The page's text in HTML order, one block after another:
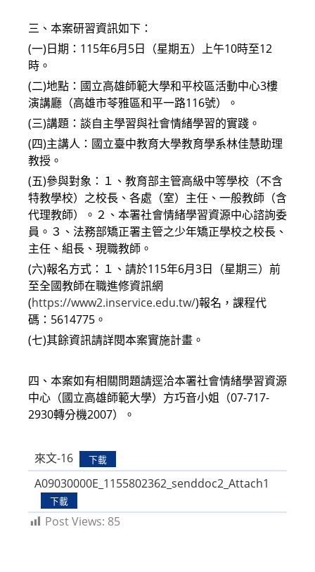
三、本案研習資訊如下：
(一)日期：115年6月5日（星期五）上午10時至12
時。
(二)地點：國立高雄師範大學和平校區活動中心3樓
演講廳（高雄市苓雅區和平一路116號）。
(三)講題：談自主學習與社會情緒學習的實踐。
(四)主講人：國立臺中教育大學教育學系林佳慧助理
教授。
(五)參與對象：１、教育部主管高級中等學校（不含
特教學校）之校長、各處（室）主任、一般教師（含
代理教師）。２、本署社會情緒學習資源中心諮詢委
員。３、法務部矯正署主管之少年矯正學校之校長、
主任、組長、現職教師。
(六)報名方式：１、請於115年6月3日（星期三）前
至全國教師在職進修資訊網
(https://www2.inservice.edu.tw/)報名，課程代
碼：5614775。
(七)其餘資訊請詳閱本案實施計畫。
四、本案如有相關問題請逕洽本署社會情緒學習資源
中心（國立高雄師範大學）方巧音小姐（07-717-
2930轉分機2007）。
來文-16 下載
A09030000E_1155802362_senddoc2_Attach1
下載
Post Views: 85